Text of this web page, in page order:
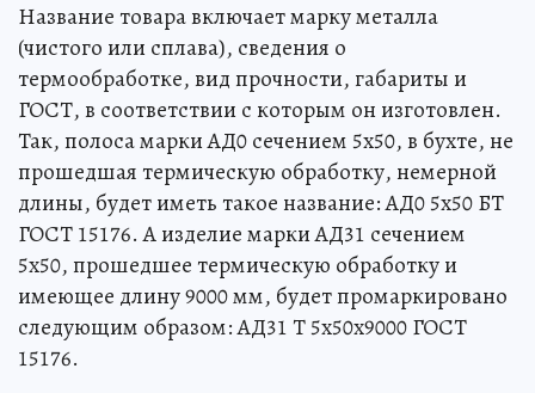
Название товара включает марку металла
(чистого или сплава), сведения о
термообработке, вид прочности, габариты и
ГОСТ, в соответствии с которым он изготовлен.
Так, полоса марки АД0 сечением 5х50, в бухте, не
прошедшая термическую обработку, немерной
длины, будет иметь такое название: АД0 5х50 БТ
ГОСТ 15176. А изделие марки АД31 сечением
5х50, прошедшее термическую обработку и
имеющее длину 9000 мм, будет промаркировано
следующим образом: АД31 Т 5х50х9000 ГОСТ
15176.